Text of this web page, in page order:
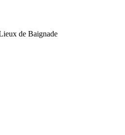
de Baignade